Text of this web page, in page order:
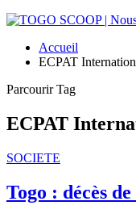
Accueil
ECPAT
Parcourir Tag
ECPAT
SOCIETE
Togo : décès